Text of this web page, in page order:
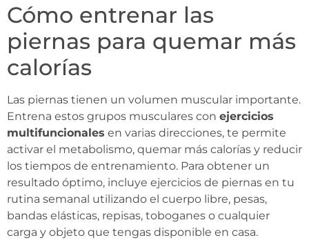
Cómo entrenar las
piernas para quemar más
calorías
Las piernas tienen un volumen muscular importante.
Entrena estos grupos musculares con ejercicios
multifuncionales en varias direcciones, te permite
activar el metabolismo, quemar más calorías y reducir
los tiempos de entrenamiento. Para obtener un
resultado óptimo, incluye ejercicios de piernas en tu
rutina semanal utilizando el cuerpo libre, pesas,
bandas elásticas, repisas, toboganes o cualquier
carga y objeto que tengas disponible en casa.